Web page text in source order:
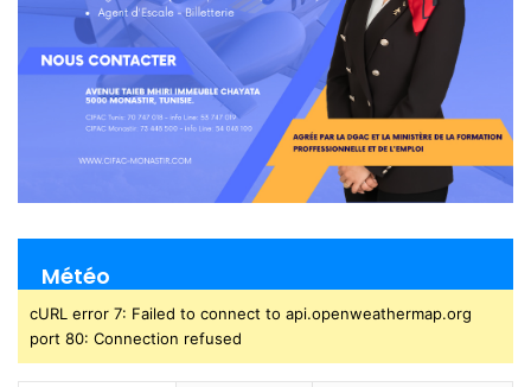
Météo
cURL error 7: Failed to connect to api.openweathermap.org
port 80: Connection refused